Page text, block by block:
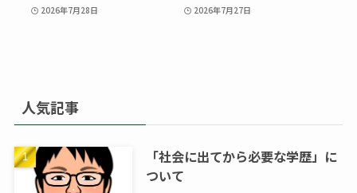
2026年7月28日 2026年7月27日
人気記事
「社会に出てから必要な学歴」に
ついて